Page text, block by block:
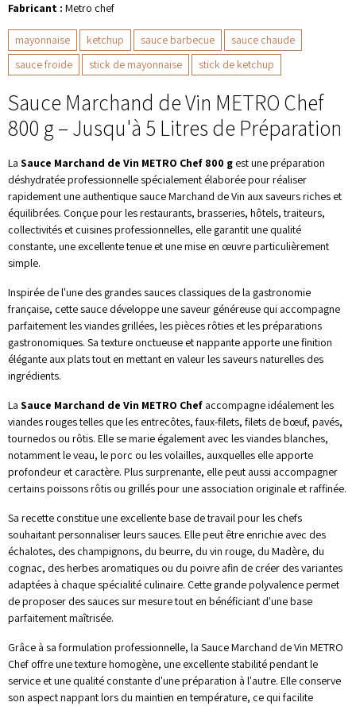
Fabricant : Metro chef
mayonnaise ketchup sauce barbecue
sauce chaude
sauce froide
stick de mayonnaise stick de ketchup
Sauce Marchand de Vin METRO Chef
800 g – Jusqu'à 5 Litres de Préparation
La Sauce Marchand de Vin METRO Chef 800 g est une préparation
déshydratée professionnelle spécialement élaborée pour réaliser
rapidement une authentique sauce Marchand de Vin aux saveurs riches et
équilibrées. Conçue pour les restaurants, brasseries, hôtels, traiteurs,
collectivités et cuisines professionnelles, elle garantit une qualité
constante, une excellente tenue et une mise en œuvre particulièrement
simple.
Inspirée de l'une des grandes sauces classiques de la gastronomie
française, cette sauce développe une saveur généreuse qui accompagne
parfaitement les viandes grillées, les pièces rôties et les préparations
gastronomiques. Sa texture onctueuse et nappante apporte une finition
élégante aux plats tout en mettant en valeur les saveurs naturelles des
ingrédients.
La Sauce Marchand de Vin METRO Chef accompagne idéalement les
viandes rouges telles que les entrecôtes, faux-filets, filets de bœuf, pavés,
tournedos ou rôtis. Elle se marie également avec les viandes blanches,
notamment le veau, le porc ou les volailles, auxquelles elle apporte
profondeur et caractère. Plus surprenante, elle peut aussi accompagner
certains poissons rôtis ou grillés pour une association originale et raffinée.
Sa recette constitue une excellente base de travail pour les chefs
souhaitant personnaliser leurs sauces. Elle peut être enrichie avec des
échalotes, des champignons, du beurre, du vin rouge, du Madère, du
cognac, des herbes aromatiques ou du poivre afin de créer des variantes
adaptées à chaque spécialité culinaire. Cette grande polyvalence permet
de proposer des sauces sur mesure tout en bénéficiant d'une base
parfaitement maîtrisée.
Grâce à sa formulation professionnelle, la Sauce Marchand de Vin METRO
Chef offre une texture homogène, une excellente stabilité pendant le
service et une qualité constante d'une préparation à l'autre. Elle conserve
son aspect nappant lors du maintien en température, ce qui facilite